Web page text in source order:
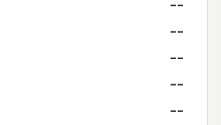
--
--
--
--
--